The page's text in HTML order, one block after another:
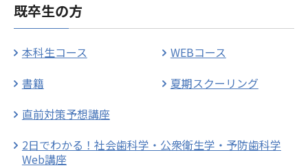
既卒生の方
本科生コース
WEBコース
書籍
夏期スクーリング
直前対策予想講座
2日でわかる！社会歯科学・公衆衛生学・予防歯科学
Web講座